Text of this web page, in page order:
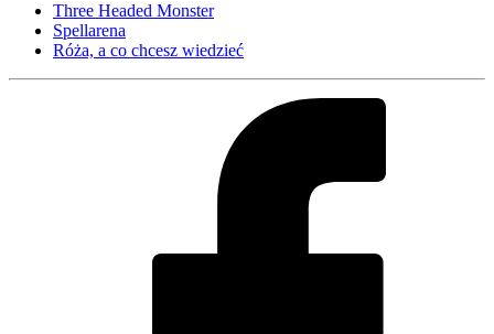
Three Headed Monster
Spellarena
Róża, a co chcesz wiedzieć